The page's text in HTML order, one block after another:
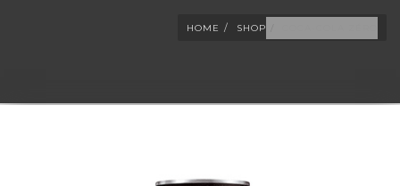
HOME SHOP